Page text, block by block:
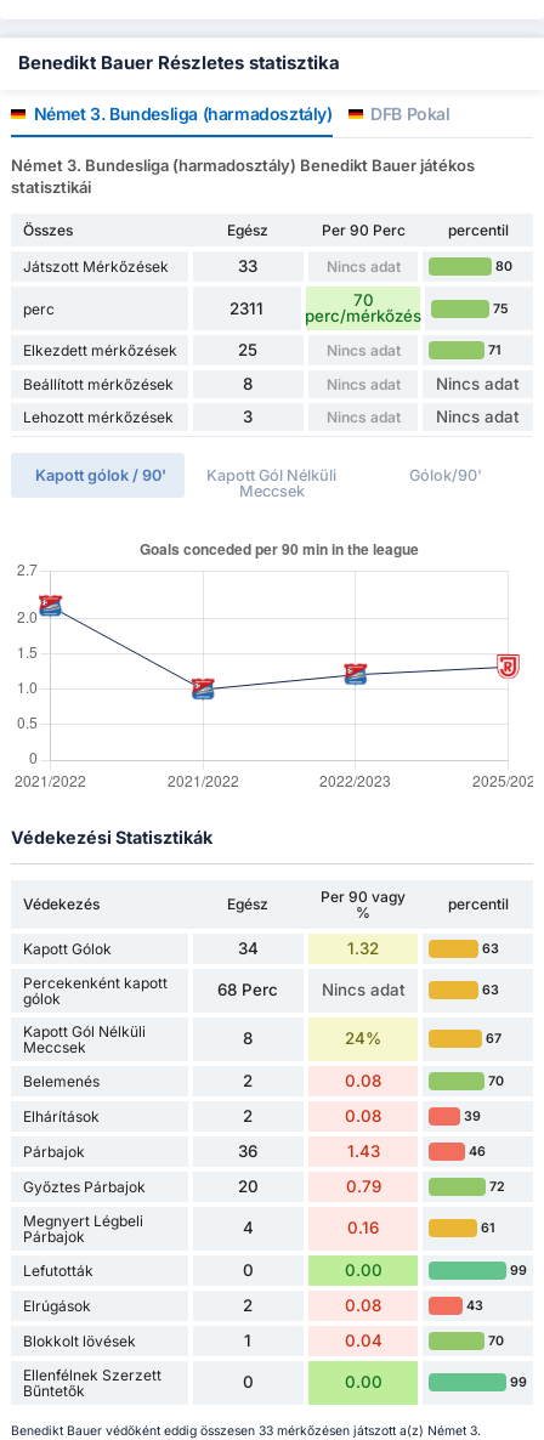
Benedikt Bauer Részletes statisztika
Német 3. Bundesliga (harmadosztály) DFB Pokal
Német 3. Bundesliga (harmadosztály) Benedikt Bauer játékos
statisztikái
Összes Egész Per 90 Perc
percentil
Játszott Mérkőzések
33 Nincs adat 80
perc 2311
70
perc/mérkőzés
75
Elkezdett mérkőzések 25 Nincs adat 71
Beállított mérkőzések 8 Nincs adat Nincs adat
Lehozott mérkőzések 3 Nincs adat Nincs adat
Kapott gólok / 90'
Kapott Gól Nélküli
Meccsek
Gólok/90'
Védekezési Statisztikák
Védekezés Egész
Per 90 vagy
%
percentil
Kapott Gólok 34 1.32 63
Percekenként kapott
gólok
68 Perc Nincs adat 63
Kapott Gól Nélküli
Meccsek
8 24% 67
Belemenés 2 0.08 70
Elhárítások 2 0.08 39
Párbajok 36 1.43 46
Győztes Párbajok 20 0.79 72
Megnyert Légbeli
Párbajok
4 0.16 61
Lefutották 0 0.00 99
Elrúgások 2 0.08 43
Blokkolt lövések 1 0.04 70
Ellenfélnek Szerzett
Bűntetők
0 0.00 99
Benedikt Bauer védőként eddig összesen 33 mérkőzésen játszott a(z) Német 3.